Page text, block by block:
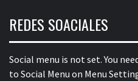
REDES SOACIALES
Social menu is not set. You
to Social Menu on Menu